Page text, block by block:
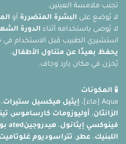
تجنب ملامسة العينين.
لا يُوضع على البشرة المتضررة أو
لا يُوصى باستخدامه أثناء الدورة
استشيري الطبيب قبل الاستخدام في
يحفظ بعيدًا عن متناول الأطفال.
يُخزن في مكان بارد وجاف.
🧪 المكونات
Aqua [ماء]،
إيثيل هيكسيل ستيرات،
الزانثان، أوليوزومات كارساموس
فينوكسي إيثانول، هيدروجينated بوليديسين
اللبنيك، عطر، تتراسوديوم